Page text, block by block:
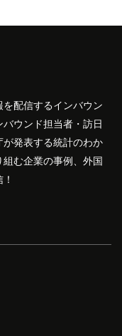
配信するインバウン
ウンド担当者・訪日
発表する統計のわか
む企業の事例、外国